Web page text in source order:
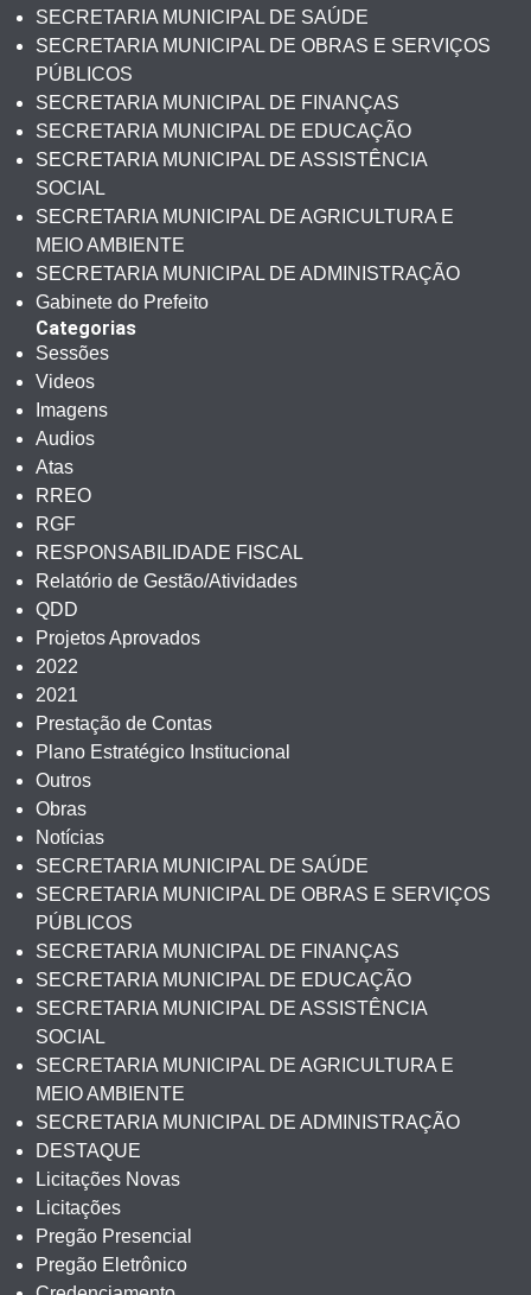
SECRETARIA MUNICIPAL DE SAÚDE
SECRETARIA MUNICIPAL DE OBRAS E SERVIÇOS
PÚBLICOS
SECRETARIA MUNICIPAL DE FINANÇAS
SECRETARIA MUNICIPAL DE EDUCAÇÃO
SECRETARIA MUNICIPAL DE ASSISTÊNCIA
SOCIAL
SECRETARIA MUNICIPAL DE AGRICULTURA E
MEIO AMBIENTE
SECRETARIA MUNICIPAL DE ADMINISTRAÇÃO
Gabinete do Prefeito
Categorias
Sessões
Videos
Imagens
Audios
Atas
RREO
RGF
RESPONSABILIDADE FISCAL
Relatório de Gestão/Atividades
QDD
Projetos Aprovados
2022
2021
Prestação de Contas
Plano Estratégico Institucional
Outros
Obras
Notícias
SECRETARIA MUNICIPAL DE SAÚDE
SECRETARIA MUNICIPAL DE OBRAS E SERVIÇOS
PÚBLICOS
SECRETARIA MUNICIPAL DE FINANÇAS
SECRETARIA MUNICIPAL DE EDUCAÇÃO
SECRETARIA MUNICIPAL DE ASSISTÊNCIA
SOCIAL
SECRETARIA MUNICIPAL DE AGRICULTURA E
MEIO AMBIENTE
SECRETARIA MUNICIPAL DE ADMINISTRAÇÃO
DESTAQUE
Licitações Novas
Licitações
Pregão Presencial
Pregão Eletrônico